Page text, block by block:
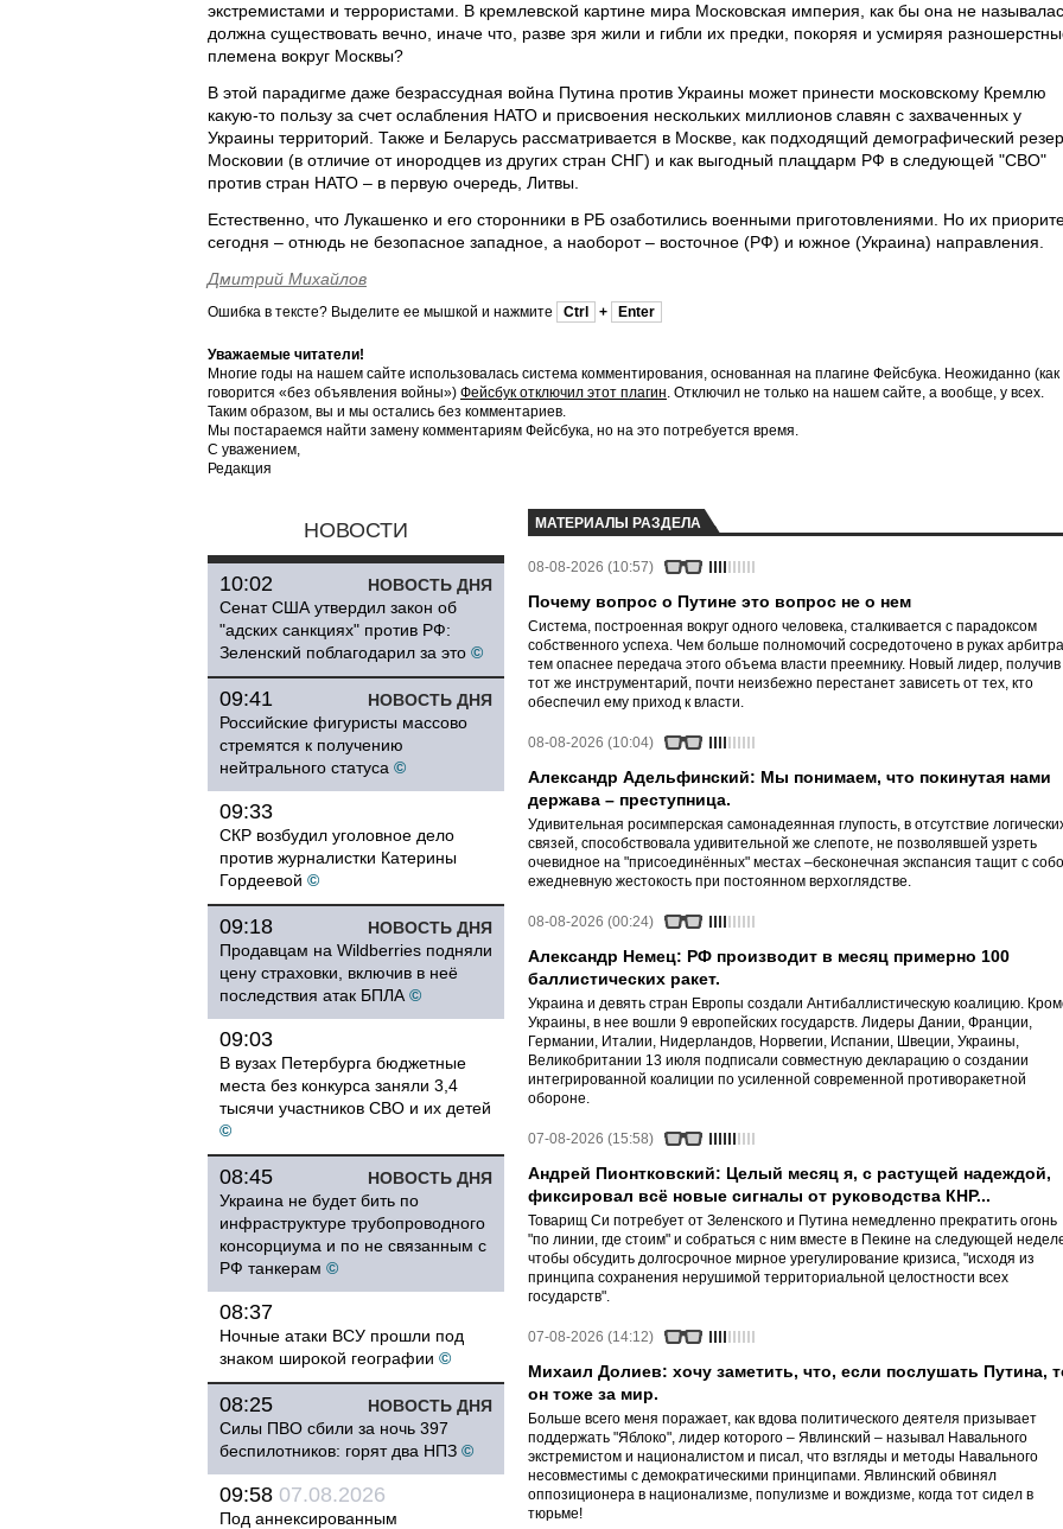
экстремистами и террористами. В кремлевской картине мира Московская империя, как бы она не
должна существовать вечно, иначе что, разве зря жили и гибли их предки, покоряя и усмиряя
племена вокруг Москвы?
В этой парадигме даже безрассудная война Путина против Украины может принести московскому Кремлю
какую-то пользу за счет ослабления НАТО и присвоения нескольких миллионов славян с захваченных у
Украины территорий. Также и Беларусь рассматривается в Москве, как подходящий демографический
Московии (в отличие от инородцев из других стран СНГ) и как выгодный плацдарм РФ в следующей "СВО"
против стран НАТО – в первую очередь, Литвы.
Естественно, что Лукашенко и его сторонники в РБ озаботились военными приготовлениями. Но их
сегодня – отнюдь не безопасное западное, а наоборот – восточное (РФ) и южное (Украина) направления.
Дмитрий Михайлов
Ошибка в тексте? Выделите ее мышкой и нажмите Ctrl + Enter
Уважаемые читатели!
Многие годы на нашем сайте использовалась система комментирования, основанная на плагине Фейсбука. Неожиданно (как
говорится «без объявления войны») Фейсбук отключил этот плагин. Отключил не только на нашем сайте, а вообще, у всех.
Таким образом, вы и мы остались без комментариев.
Мы постараемся найти замену комментариям Фейсбука, но на это потребуется время.
С уважением,
Редакция
НОВОСТИ
НОВОСТЬ ДНЯ
10:02
Сенат США утвердил закон об
"адских санкциях" против РФ:
Зеленский поблагодарил за это ©
НОВОСТЬ ДНЯ
09:41
Российские фигуристы массово
стремятся к получению
нейтрального статуса ©
09:33
СКР возбудил уголовное дело
против журналистки Катерины
Гордеевой ©
НОВОСТЬ ДНЯ
09:18
Продавцам на Wildberries подняли
цену страховки, включив в неё
последствия атак БПЛА ©
09:03
В вузах Петербурга бюджетные
места без конкурса заняли 3,4
тысячи участников СВО и их детей
©
НОВОСТЬ ДНЯ
08:45
Украина не будет бить по
инфраструктуре трубопроводного
консорциума и по не связанным с
РФ танкерам ©
08:37
Ночные атаки ВСУ прошли под
знаком широкой географии ©
НОВОСТЬ ДНЯ
08:25
Силы ПВО сбили за ночь 397
беспилотников: горят два НПЗ ©
09:58 07.08.2026
Под аннексированным
МАТЕРИАЛЫ РАЗДЕЛА
08-08-2026 (10:57)
Почему вопрос о Путине это вопрос не о нем
Система, построенная вокруг одного человека, сталкивается с парадоксом
собственного успеха. Чем больше полномочий сосредоточено в руках
тем опаснее передача этого объема власти преемнику. Новый лидер, получив
тот же инструментарий, почти неизбежно перестанет зависеть от тех, кто
обеспечил ему приход к власти.
08-08-2026 (10:04)
Александр Адельфинский: Мы понимаем, что покинутая нами
держава – преступница.
Удивительная росимперская самонадеянная глупость, в отсутствие
связей, способствовала удивительной же слепоте, не позволявшей узреть
очевидное на "присоединённых" местах –бесконечная экспансия тащит с
ежедневную жестокость при постоянном верхоглядстве.
08-08-2026 (00:24)
Александр Немец: РФ производит в месяц примерно 100
баллистических ракет.
Украина и девять стран Европы создали Антибаллистическую коалицию.
Украины, в нее вошли 9 европейских государств. Лидеры Дании, Франции,
Германии, Италии, Нидерландов, Норвегии, Испании, Швеции, Украины,
Великобритании 13 июля подписали совместную декларацию о создании
интегрированной коалиции по усиленной современной противоракетной
обороне.
07-08-2026 (15:58)
Андрей Пионтковский: Целый месяц я, с растущей надеждой,
фиксировал всё новые сигналы от руководства КНР...
Товарищ Си потребует от Зеленского и Путина немедленно прекратить огонь
"по линии, где стоим" и собраться с ним вместе в Пекине на следующей
чтобы обсудить долгосрочное мирное урегулирование кризиса, "исходя из
принципа сохранения нерушимой территориальной целостности всех
государств".
07-08-2026 (14:12)
Михаил Долиев: хочу заметить, что, если послушать Путина,
он тоже за мир.
Больше всего меня поражает, как вдова политического деятеля призывает
поддержать "Яблоко", лидер которого – Явлинский – называл Навального
экстремистом и националистом и писал, что взгляды и методы Навального
несовместимы с демократическими принципами. Явлинский обвинял
оппозиционера в национализме, популизме и вождизме, когда тот сидел в
тюрьме!